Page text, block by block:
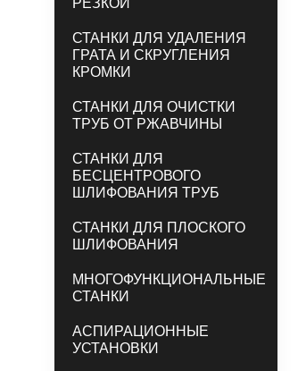
РЕЗКОЙ
СТАНКИ ДЛЯ УДАЛЕНИЯ
ГРАТА И СКРУГЛЕНИЯ
КРОМКИ
СТАНКИ ДЛЯ ОЧИСТКИ
ТРУБ ОТ РЖАВЧИНЫ
СТАНКИ ДЛЯ
БЕСЦЕНТРОВОГО
ШЛИФОВАНИЯ ТРУБ
СТАНКИ ДЛЯ ПЛОСКОГО
ШЛИФОВАНИЯ
МНОГОФУНКЦИОНАЛЬНЫЕ
СТАНКИ
АСПИРАЦИОННЫЕ
УСТАНОВКИ